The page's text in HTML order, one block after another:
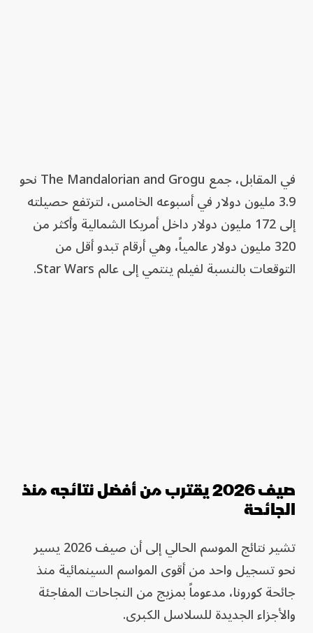
في المقابل، جمع The Mandalorian and Grogu نحو
3.9 مليون دولار في أسبوعه الخامس، لترتفع حصيلته
إلى 172 مليون دولار داخل أمريكا الشمالية وأكثر من
320 مليون دولار عالمياً، وهي أرقام تبدو أقل من
التوقعات بالنسبة لفيلم ينتمي إلى عالم Star Wars.
صيف 2026 يقترب من أفضل نتائجه منذ
الجائحة
تشير نتائج الموسم الحالي إلى أن صيف 2026 يسير
نحو تسجيل واحد من أقوى المواسم السينمائية منذ
جائحة كورونا، مدعوماً بمزيج من النجاحات المفاجئة
والأجزاء الجديدة للسلاسل الكبرى.